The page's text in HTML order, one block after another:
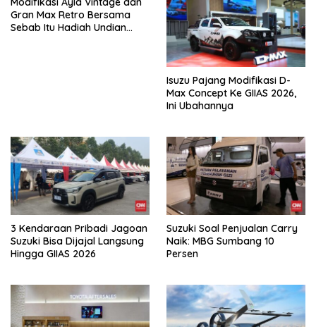
Gran Max Retro Bersama
Sebab Itu Hadiah Undian
Isuzu Pajang Modifikasi D-
Max Concept Ke GIIAS 2026,
Ini Ubahannya
3 Kendaraan Pribadi Jagoan
Suzuki Bisa Dijajal Langsung
Hingga GIIAS 2026
Suzuki Soal Penjualan Carry
Naik: MBG Sumbang 10
Persen